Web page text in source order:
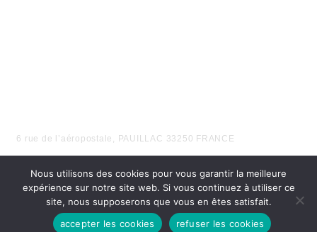
6 rue de l’aéropostale, PAUILLAC 33250 FRANCE
Nous utilisons des cookies pour vous garantir la meilleure
expérience sur notre site web. Si vous continuez à utiliser ce
site, nous supposerons que vous en êtes satisfait.
accepter les cookies
refuser les cookies